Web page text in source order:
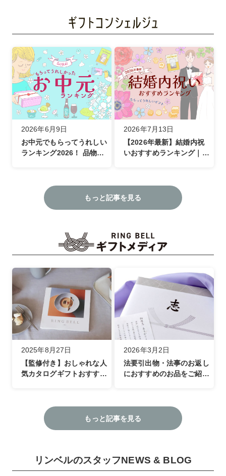
お中元でもらってうれしい
ランキング2026！ 品物選
2026年6月9日
【2026年最新】結婚内祝
いおすすめランキング｜も
2026年7月13日
もっと記事を見る
【監修付き】おしゃれな人
気カタログギフトおすすめ
2025年8月27日
法要引出物・法事のお返し
におすすめのお品をご紹介
2026年3月2日
もっと記事を見る
リンベルのスタッフNEWS & BLOG